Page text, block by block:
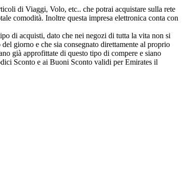
di Viaggi, Volo, etc.. che potrai acquistare sulla rete
comodità. Inoltre questa impresa elettronica conta con
di acquisti, dato che nei negozi di tutta la vita non si
giorno e che sia consegnato direttamente al proprio
già approfittate di questo tipo di compere e siano
Sconto e ai Buoni Sconto validi per Emirates il